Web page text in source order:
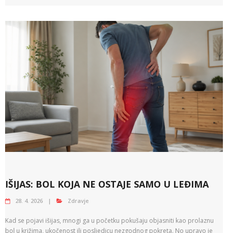
IŠIJAS: BOL KOJA NE OSTAJE SAMO U LEĐIMA
28. 4. 2026 Zdravje
Kad se pojavi išijas, mnogi ga u početku pokušaju objasniti kao prolaznu
bol u križima, ukočenost ili posljedicu nezgodnog pokreta. No upravo je